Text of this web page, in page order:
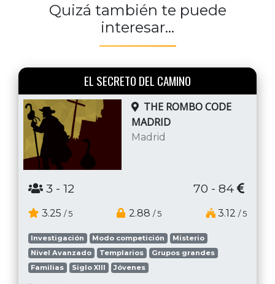
Quizá también te puede
interesar...
EL SECRETO DEL CAMINO
THE ROMBO CODE
MADRID
Madrid
3 - 12 70 - 84
3.25 / 5 2.88 / 5 3.12 / 5
Investigación Modo competición
Misterio
Nivel Avanzado
Templarios
Grupos grandes
Familias
Siglo XIII Jóvenes